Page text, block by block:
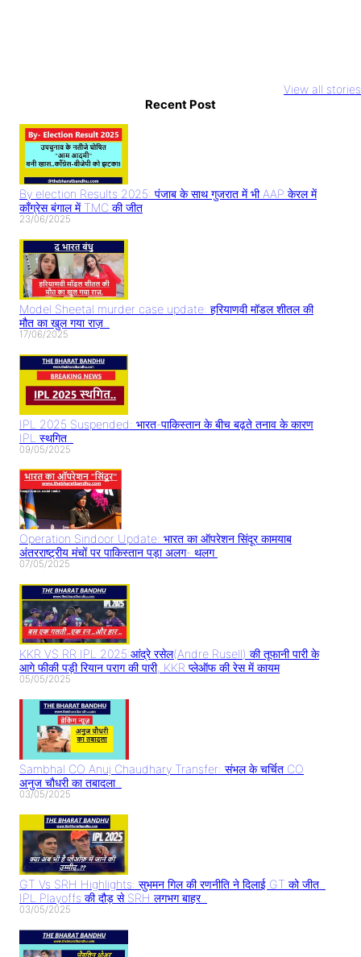
View all stories
तरह बनाते हैं वीडियो
तो सावधान
आलिया भट्ट और
ki prem
Recent Post
By election Results 2025: पंजाब के साथ गुजरात में भी AAP केरल में
काँग्रेस बंगाल में TMC की जीत
23/06/2025
Model Sheetal murder case update: हरियाणवी मॉडल शीतल की
मौत का खुल गया राज़..
17/06/2025
IPL 2025 Suspended: भारत-पाकिस्तान के बीच बढ़ते तनाव के कारण
IPL स्थगित..
09/05/2025
Operation Sindoor Update: भारत का ऑपरेशन सिंदूर कामयाब
अंतरराष्ट्रीय मंचों पर पाकिस्तान पड़ा अलग- थलग
07/05/2025
KKR VS RR IPL 2025:आंद्रे रसेल(Andre Rusell) की तूफानी पारी के
आगे फीकी पड़ी रियान पराग की पारी, KKR प्लेऑफ की रेस में कायम
05/05/2025
Sambhal CO Anuj Chaudhary Transfer: संभल के चर्चित CO
अनुज चौधरी का तबादला..
03/05/2025
GT Vs SRH Highlights: सुभमन गिल की रणनीति ने दिलाई GT को जीत..
IPL Playoffs की दौड़ से SRH लगभग बाहर..
03/05/2025